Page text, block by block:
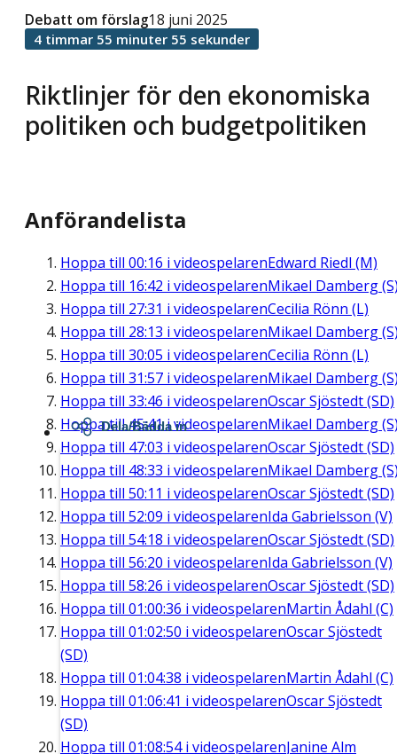
Riktlinjer för den ekonomiska
politiken och budgetpolitiken
Debatt om förslag18 juni 2025
4 timmar 55 minuter 55 sekunder
Anförandelista
Hoppa till 00:16 i videospelarenEdward Riedl (M)
Hoppa till 16:42 i videospelarenMikael Damberg
Hoppa till 27:31 i videospelarenCecilia Rönn (L)
Hoppa till 28:13 i videospelarenMikael Damberg
Hoppa till 30:05 i videospelarenCecilia Rönn (L)
Hoppa till 31:57 i videospelarenMikael Damberg
Hoppa till 33:46 i videospelarenOscar Sjöstedt (SD)
Hoppa till45:41i videospelarenMikael Damberg
Hoppa till 47:03 i videospelarenOscar Sjöstedt (SD)
Hoppa till 48:33 i videospelarenMikael Damberg
Hoppa till 50:11 i videospelarenOscar Sjöstedt (SD)
Hoppa till 52:09 i videospelarenIda Gabrielsson (V)
Hoppa till 54:18 i videospelarenOscar Sjöstedt (SD)
Hoppa till 56:20 i videospelarenIda Gabrielsson (V)
Hoppa till 58:26 i videospelarenOscar Sjöstedt (SD)
Hoppa till 01:00:36 i videospelarenMartin Ådahl (C)
Hoppa till 01:02:50 i videospelarenOscar Sjöstedt
(SD)
Hoppa till 01:04:38 i videospelarenMartin Ådahl (C)
Hoppa till 01:06:41 i videospelarenOscar Sjöstedt
(SD)
Hoppa till 01:08:54i videospelarenJanine Alm
Dela/Bädda in